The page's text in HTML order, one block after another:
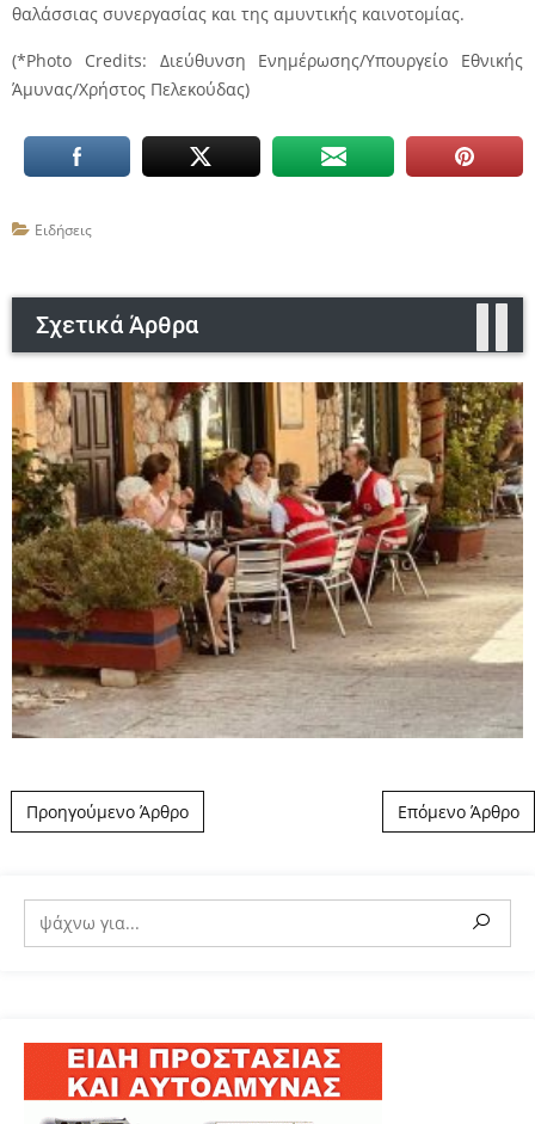
θαλάσσιας συνεργασίας και της αμυντικής καινοτομίας.
(*Photο Credits: Διεύθυνση Ενημέρωσης/Υπουργείο Εθνικής
Άμυνας/Χρήστος Πελεκούδας)
Ειδήσεις
Σχετικά Άρθρα
Post navigation
Προηγούμενο Άρθρο Επόμενο Άρθρο